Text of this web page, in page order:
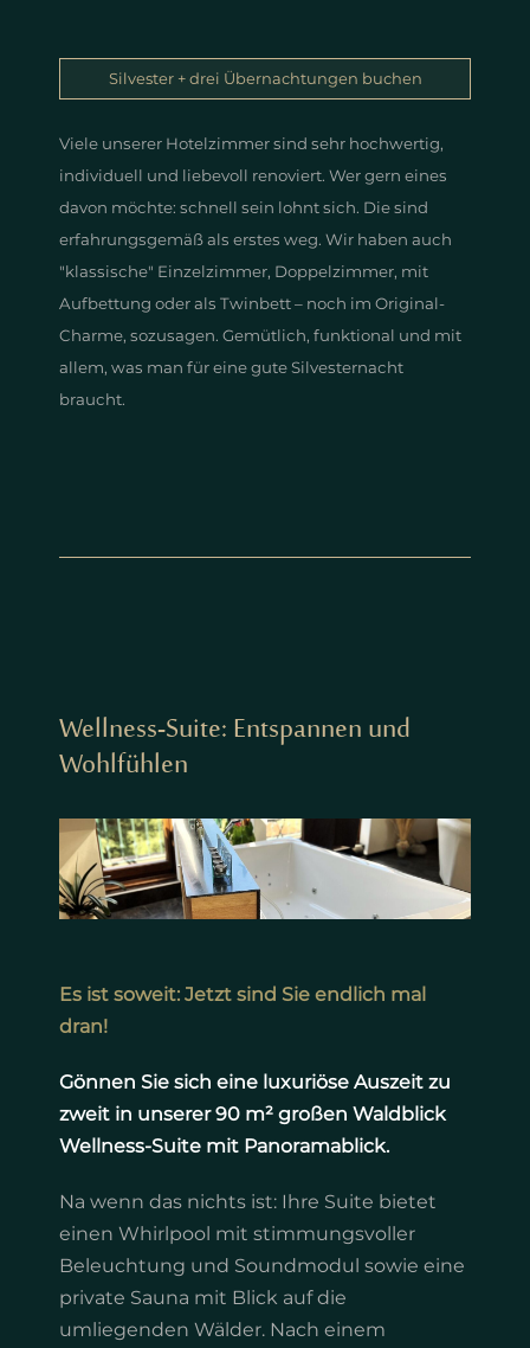
Silvester + drei Übernachtungen buchen
Viele unserer Hotelzimmer sind sehr hochwertig,
individuell und liebevoll renoviert. Wer gern eines
davon möchte: schnell sein lohnt sich. Die sind
erfahrungsgemäß als erstes weg. Wir haben auch
"klassische" Einzelzimmer, Doppelzimmer, mit
Aufbettung oder als Twinbett – noch im Original-
Charme, sozusagen. Gemütlich, funktional und mit
allem, was man für eine gute Silvesternacht
braucht.
Wellness-Suite: Entspannen und
Wohlfühlen
Es ist soweit: Jetzt sind Sie endlich mal
dran!
Gönnen Sie sich eine luxuriöse Auszeit zu
zweit in unserer 90 m² großen Waldblick
Wellness-Suite mit Panoramablick.
Na wenn das nichts ist: Ihre Suite bietet
einen Whirlpool mit stimmungsvoller
Beleuchtung und Soundmodul sowie eine
private Sauna mit Blick auf die
umliegenden Wälder. Nach einem